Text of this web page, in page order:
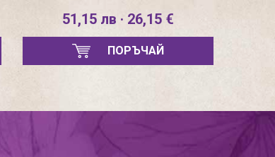
51,15 лв · 26,15 €
ПОРЪЧАЙ